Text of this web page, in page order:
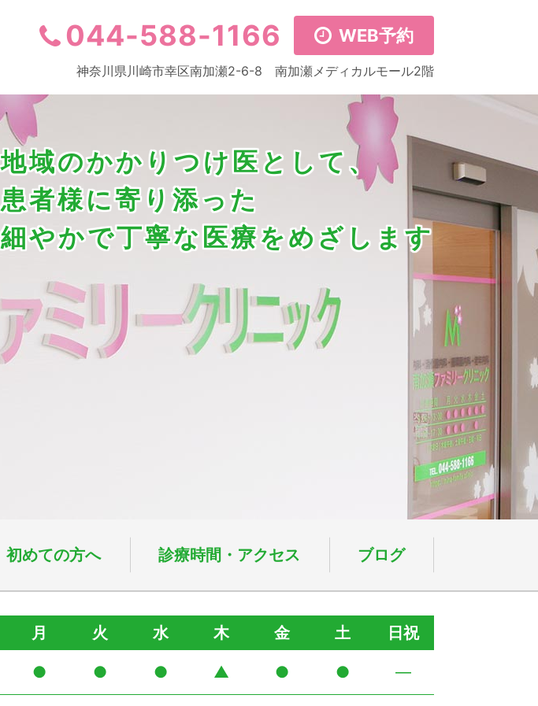
044-588-1166 WEB予約
神奈川県川崎市幸区南加瀬2-6-8 南加瀬メディカルモール2階
初めての方へ 診療時間・アクセス ブログ
地域のかかりつけ医として、
患者様に寄り添った
細やかで丁寧な医療をめざします
月 火 水 木 金 土 日祝
● ● ● ▲ ● ● ―